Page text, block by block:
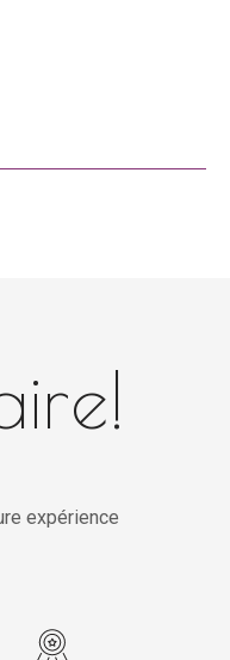
expérience